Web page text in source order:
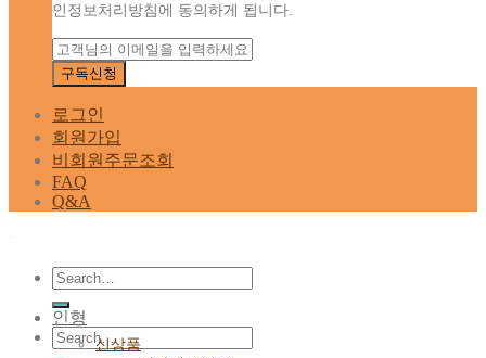
인정보처리방침에 동의하게 됩니다.
로그인
회원가입
비회원주문조회
FAQ
Q&A
Search
for:
Search
인형
신상품